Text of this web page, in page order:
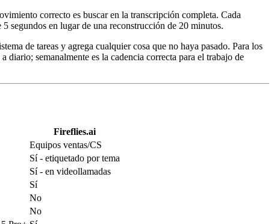
correcto es buscar en la transcripción completa. Cada
segundos en lugar de una reconstrucción de 20 minutos.
de tareas y agrega cualquier cosa que no haya pasado. Para los
semanalmente es la cadencia correcta para el trabajo de
Fireflies.ai
Equipos ventas/CS
Sí - etiquetado por tema
Sí - en videollamadas
Sí
No
No